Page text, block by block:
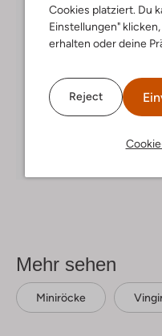
Cookies platziert. Du
Einstellungen"
erhalten oder deine
Reject
Mehr sehen
Miniröcke